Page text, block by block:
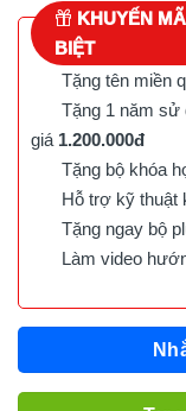
KHUYẾN
BIỆT
Tặng tên miền
Tặng 1 năm sử
giá 1.200.000đ
Tặng bộ khóa
Hỗ trợ kỹ thuật
Tặng ngay bộ
Làm video